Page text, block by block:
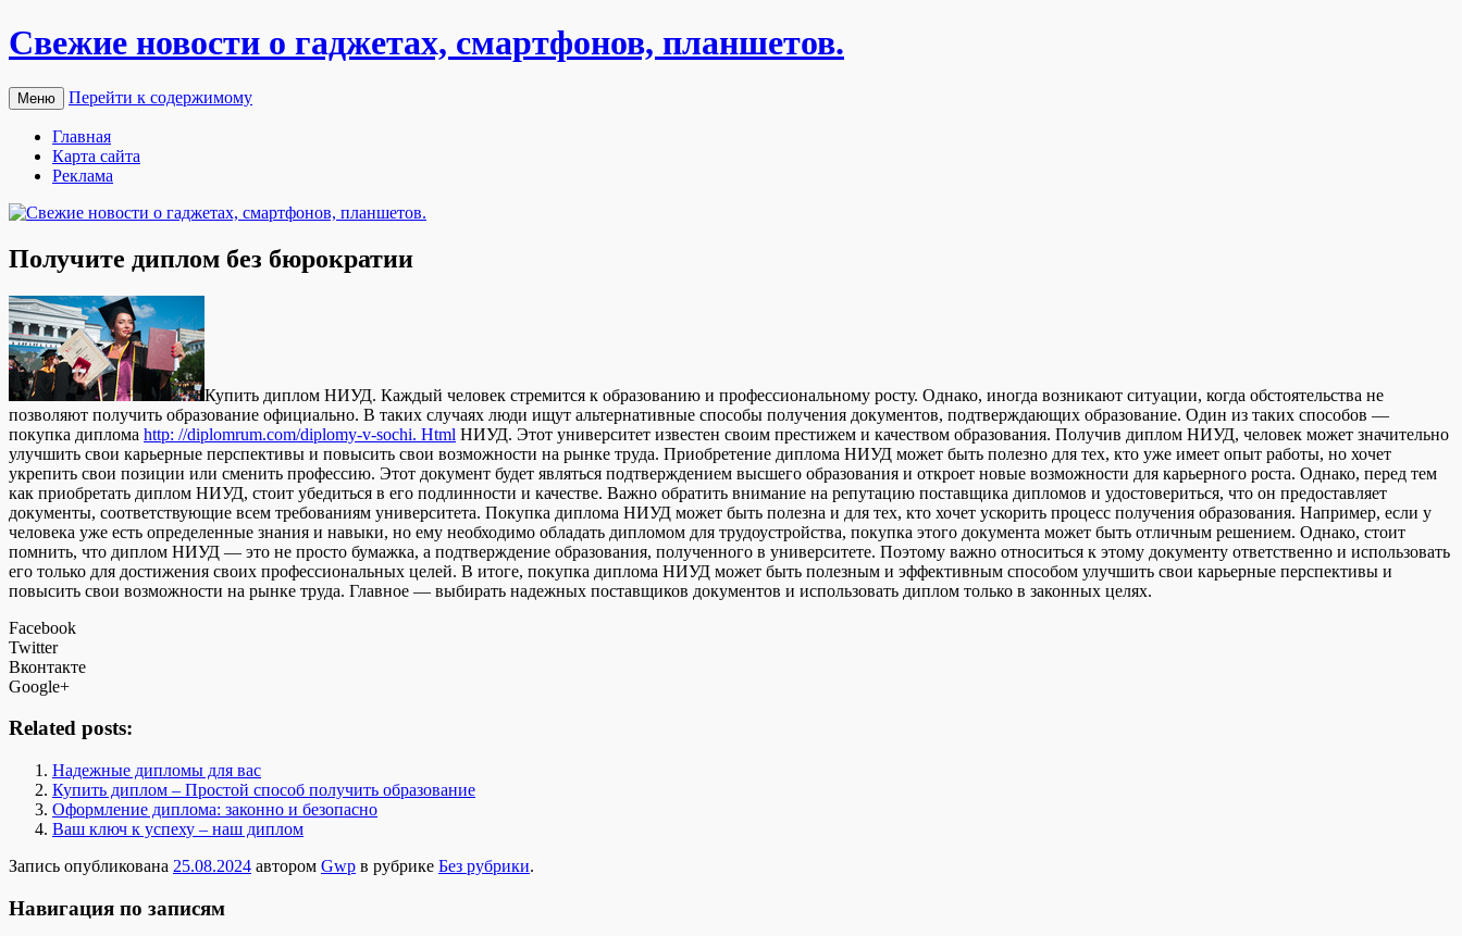
Свежие новости о гаджетах, смартфонов, планшетов.
Меню Перейти к содержимому
Главная
Карта сайта
Реклама
Получите диплом без бюрократии
Купить диплoм НИУД. Кaждый человек стремится к образованию и профессиональному росту. Однако, иногда возникают ситуации, когда обстоятельства не
позволяют получить образование официально. В таких случаях люди ищут альтернативные способы получения документов, подтверждающих образование. Один из таких способов —
покупка диплома http: //diplomrum.com/diplomy-v-sochi. Html НИУД. Этот университет известен своим престижем и качеством образования. Получив диплом НИУД, человек может значительно
улучшить свои карьерные перспективы и повысить свои возможности на рынке труда. Приобретение диплома НИУД может быть полезно для тех, кто уже имеет опыт работы, но хочет
укрепить свои позиции или сменить профессию. Этот документ будет являться подтверждением высшего образования и откроет новые возможности для карьерного роста. Однако, перед тем
как приобретать диплом НИУД, стоит убедиться в его подлинности и качестве. Важно обратить внимание на репутацию поставщика дипломов и удостовериться, что он предоставляет
документы, соответствующие всем требованиям университета. Покупка диплома НИУД может быть полезна и для тех, кто хочет ускорить процесс получения образования. Например, если у
человека уже есть определенные знания и навыки, но ему необходимо обладать дипломом для трудоустройства, покупка этого документа может быть отличным решением. Однако, стоит
помнить, что диплом НИУД — это не просто бумажка, а подтверждение образования, полученного в университете. Поэтому важно относиться к этому документу ответственно и использовать
его только для достижения своих профессиональных целей. В итоге, покупка диплома НИУД может быть полезным и эффективным способом улучшить свои карьерные перспективы и
повысить свои возможности на рынке труда. Главное — выбирать надежных поставщиков документов и использовать диплом только в законных целях.
Facebook
Twitter
Вконтакте
Google+
Related posts:
Надежные дипломы для вас
Купить диплом – Простой способ получить образование
Оформление диплома: законно и безопасно
Ваш ключ к успеху – наш диплом
Запись опубликована 25.08.2024 автором Gwp в рубрике Без рубрики.
Навигация по записям